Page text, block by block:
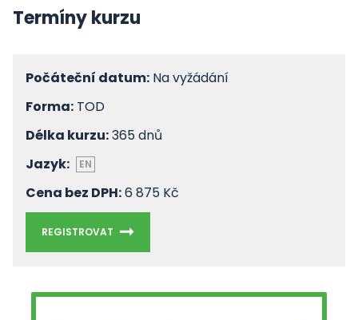
Termíny kurzu
Počáteční datum: Na vyžádání
Forma: TOD
Délka kurzu:365 dnů
Jazyk:
EN
Cena bez DPH:6 875 Kč
REGISTROVAT